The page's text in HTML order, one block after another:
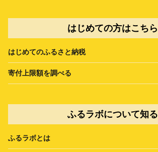
はじめての方はこちら
はじめてのふるさと納税
寄付上限額を調べる
ふるラボについて知る
ふるラボとは